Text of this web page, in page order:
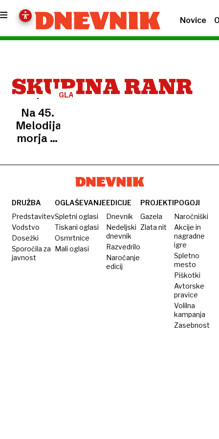
Novice
SKUPINA RANR
GLASBENI
Na 45.
Melodijah
morja in
slavila
Martensson
DRUŽBA
Predstavitev
Vodstvo
Dosežki
Sporočila za
javnost
OGLAŠEVANJE
Spletni oglasi
Tiskani oglasi
Osmrtnice
Mali oglasi
EDICIJE
Dnevnik
Nedeljski
dnevnik
Razvedrilo
Naročanje
edicij
PROJEKTI
Gazela
Zlata nit
POGOJI
Naročniški
Akcije in
nagradne
igre
Spletno
mesto
Piškotki
Avtorske
pravice
Volilna
kampanja
Zasebnost